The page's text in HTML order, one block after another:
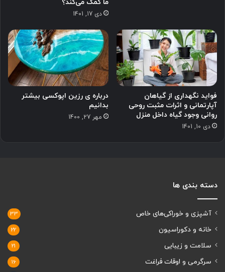
ما کمک می‌کند؟
دی 17, 1401
فواید نگهداری از گیاهان
آپارتمانی و اثرات مثبت روحی
روانی وجود گیاه داخل منزل
دی 10, 1401
درباره ی رزین اپوکسی بیشتر
بدانیم
مهر 27, 1400
دسته بندی ها
آشپزی و خوراکی‌های خاص 33
خانه و دکوراسیون 22
سلامت و زیبایی 21
سرگرمی و اوقات فراغت 16